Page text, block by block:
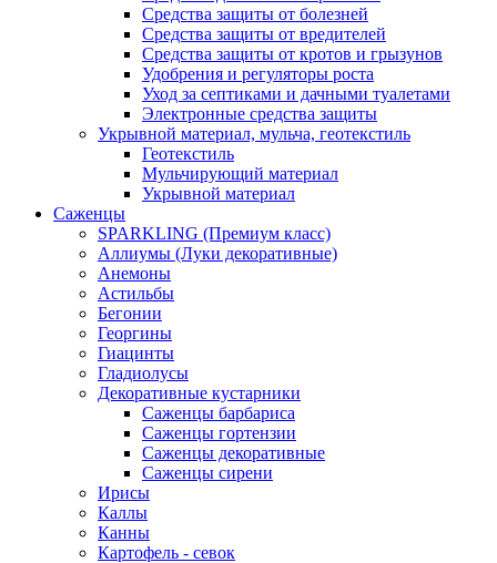
Средства защиты от болезней
Средства защиты от вредителей
Средства защиты от кротов и грызунов
Удобрения и регуляторы роста
Уход за септиками и дачными туалетами
Электронные средства защиты
Укрывной материал, мульча, геотекстиль
Геотекстиль
Мульчирующий материал
Укрывной материал
Саженцы
SPARKLING (Премиум класс)
Аллиумы (Луки декоративные)
Анемоны
Астильбы
Бегонии
Георгины
Гиацинты
Гладиолусы
Декоративные кустарники
Саженцы барбариса
Саженцы гортензии
Саженцы декоративные
Саженцы сирени
Ирисы
Каллы
Канны
Картофель - севок